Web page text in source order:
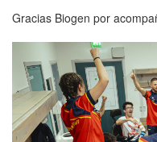
Gracias Biogen por